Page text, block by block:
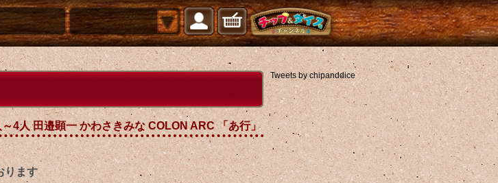
～4人 田邉顕一 かわさきみな COLON ARC 「あ行」
ります
Tweets by chipanddice